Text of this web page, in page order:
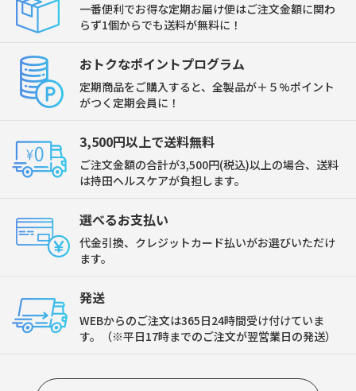
一番便利でお得な定期お届け便はご注文金額に関わ
らず1個からでも送料が無料に！
おトクなポイントプログラム
定期商品をご購入すると、全製品が＋５%ポイント
がつく定期会員に！
3,500円以上で送料無料
ご注文金額の合計が3,500円(税込)以上の場合、送料
は持田ヘルスケアが負担します。
選べるお支払い
代金引換、クレジットカード払いがお選びいただけ
ます。
発送
WEBからのご注文は365日24時間受け付けていま
す。（※平日17時までのご注文が翌営業日の発送）